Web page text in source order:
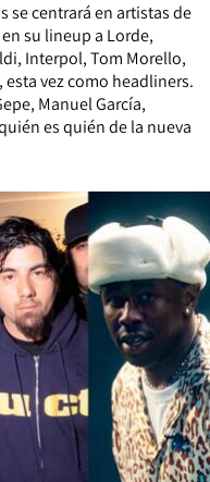
se centrará en artistas de
su lineup a Lorde,
Interpol, Tom Morello,
esta vez como headliners.
Manuel García,
es quién de la nueva